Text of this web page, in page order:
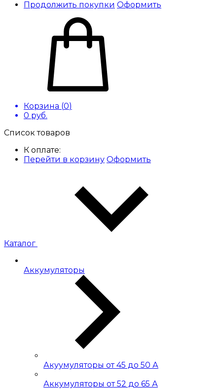
Продолжить покупки Оформить
Корзина (0)
0 руб.
Список товаров
К оплате:
Перейти в корзину Оформить
Каталог
Аккумуляторы
Акуумуляторы от 45 до 50 А
Аккумуляторы от 52 до 65 А